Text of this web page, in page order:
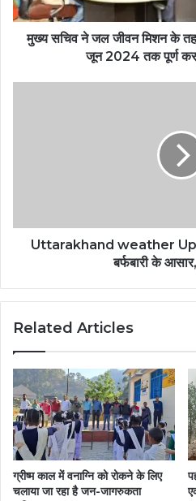
मुख्य सचिव ने जल जीवन मिशन के
जून 2024 तक पूर्ण
Uttarakhand weather
बर्फबारी के
Related Articles
ग्रीष्म काल में वनाग्नि को रोकने के लिए
चलाया जा रहा है जन-जागरुकता